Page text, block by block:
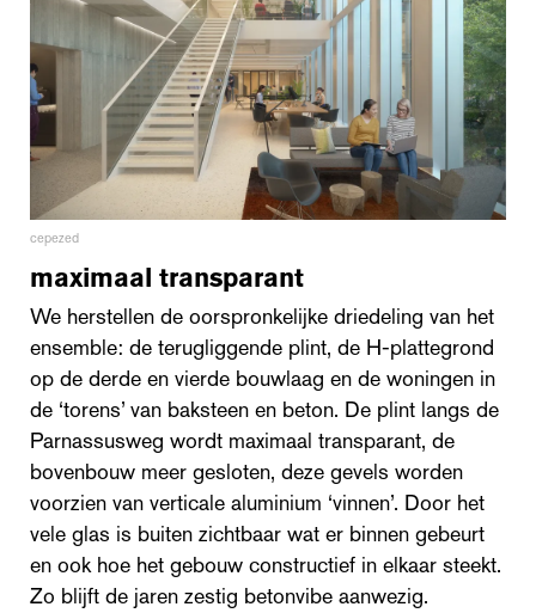
cepezed
maximaal transparant
We herstellen de oorspronkelijke driedeling van het
ensemble: de terugliggende plint, de H-plattegrond
op de derde en vierde bouwlaag en de woningen in
de ‘torens’ van baksteen en beton. De plint langs de
Parnassusweg wordt maximaal transparant, de
bovenbouw meer gesloten, deze gevels worden
voorzien van verticale aluminium ‘vinnen’. Door het
vele glas is buiten zichtbaar wat er binnen gebeurt
en ook hoe het gebouw constructief in elkaar steekt.
Zo blijft de jaren zestig betonvibe aanwezig.